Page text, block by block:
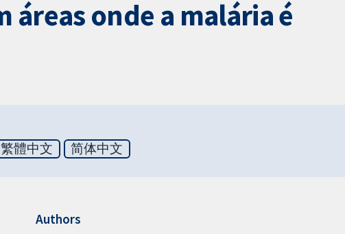
áreas onde a malária é
繁體中文 简体中文
Authors